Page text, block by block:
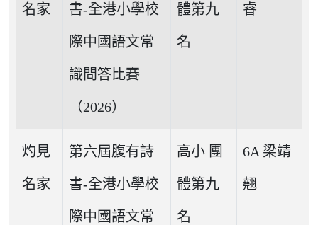
名家 書-全港小學校
際中國語文常
識問答比賽
（2026）
體第九
名
睿
灼見
名家
第六屆腹有詩
書-全港小學校
際中國語文常
高小 團
體第九
名
6A 梁靖
翹